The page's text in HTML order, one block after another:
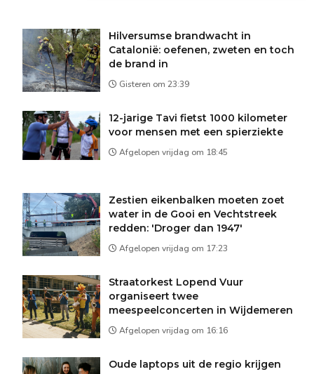
Hilversumse brandwacht in
Catalonië: oefenen, zweten en toch
de brand in
Gisteren om 23:39
12-jarige Tavi fietst 1000 kilometer
voor mensen met een spierziekte
Afgelopen vrijdag om 18:45
Zestien eikenbalken moeten zoet
water in de Gooi en Vechtstreek
redden: 'Droger dan 1947'
Afgelopen vrijdag om 17:23
Straatorkest Lopend Vuur
organiseert twee
meespeelconcerten in Wijdemeren
Afgelopen vrijdag om 16:16
Oude laptops uit de regio krijgen